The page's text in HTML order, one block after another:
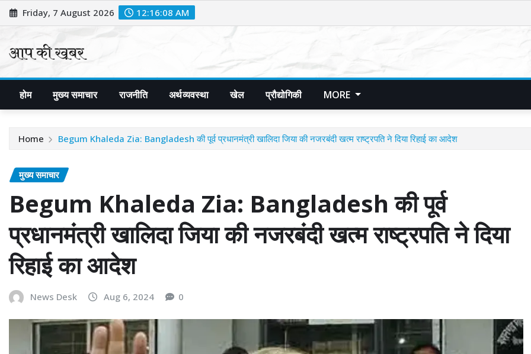
Skip
to
Friday, 7 August 2026 12:16:10 AM
होम मुख्य समाचार राजनीति अर्थव्यवस्था खेल प्रौद्योगिकी MORE
Home Begum Khaleda Zia: Bangladesh की पूर्व प्रधानमंत्री खालिदा जिया की नजरबंदी खत्म राष्ट्रपति ने दिया रिहाई का आदेश
मुख्य समाचार
Begum Khaleda Zia: Bangladesh की पूर्व
प्रधानमंत्री खालिदा जिया की नजरबंदी खत्म राष्ट्रपति ने दिया
रिहाई का आदेश
News Desk Aug 6, 2024 0